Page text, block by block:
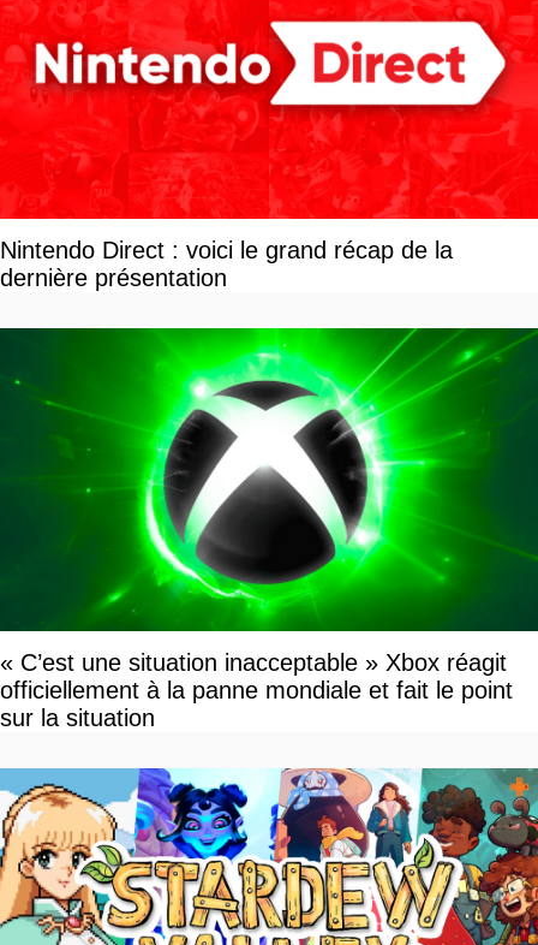
Nintendo Direct : voici le grand récap de la
dernière présentation
« C’est une situation inacceptable » Xbox réagit
officiellement à la panne mondiale et fait le point
sur la situation